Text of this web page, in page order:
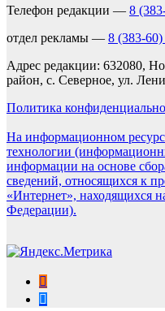
Телефон редакции — 8
отдел рекламы — 8 (383-
Адрес редакции: 632080,
район, с. Северное, ул.
Политика
На информационном
технологии
информации на основе
сведений, относящихся к
«Интернет», находящихся
Федерации).